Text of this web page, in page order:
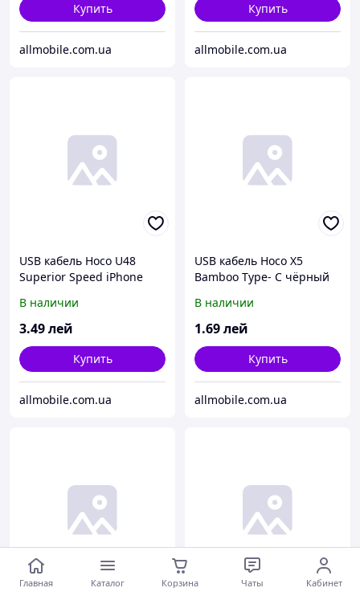
Купить
allmobile.com.ua
Купить
allmobile.com.ua
USB кабель Hoco U48
Superior Speed iPhone
В наличии
3.49лей
Купить
allmobile.com.ua
USB кабель Hoco X5
Bamboo Type- C чёрный
В наличии
1.69лей
Купить
allmobile.com.ua
Главная Каталог Корзина Чаты Кабинет